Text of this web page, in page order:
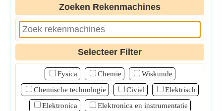
Zoeken Rekenmachines
Selecteer Filter
Fysica Chemie
Wiskunde
Chemische technologie
Civiel
Elektrisch
Elektronica
Elektronica en instrumentatie